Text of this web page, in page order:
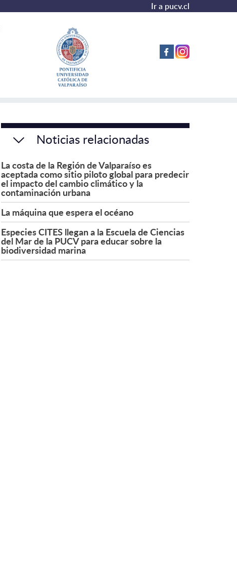
Ir a pucv.cl
Noticias relacionadas
La costa de la Región de Valparaíso es
aceptada como sitio piloto global para predecir
el impacto del cambio climático y la
contaminación urbana
La máquina que espera el océano
Especies CITES llegan a la Escuela de Ciencias
del Mar de la PUCV para educar sobre la
biodiversidad marina